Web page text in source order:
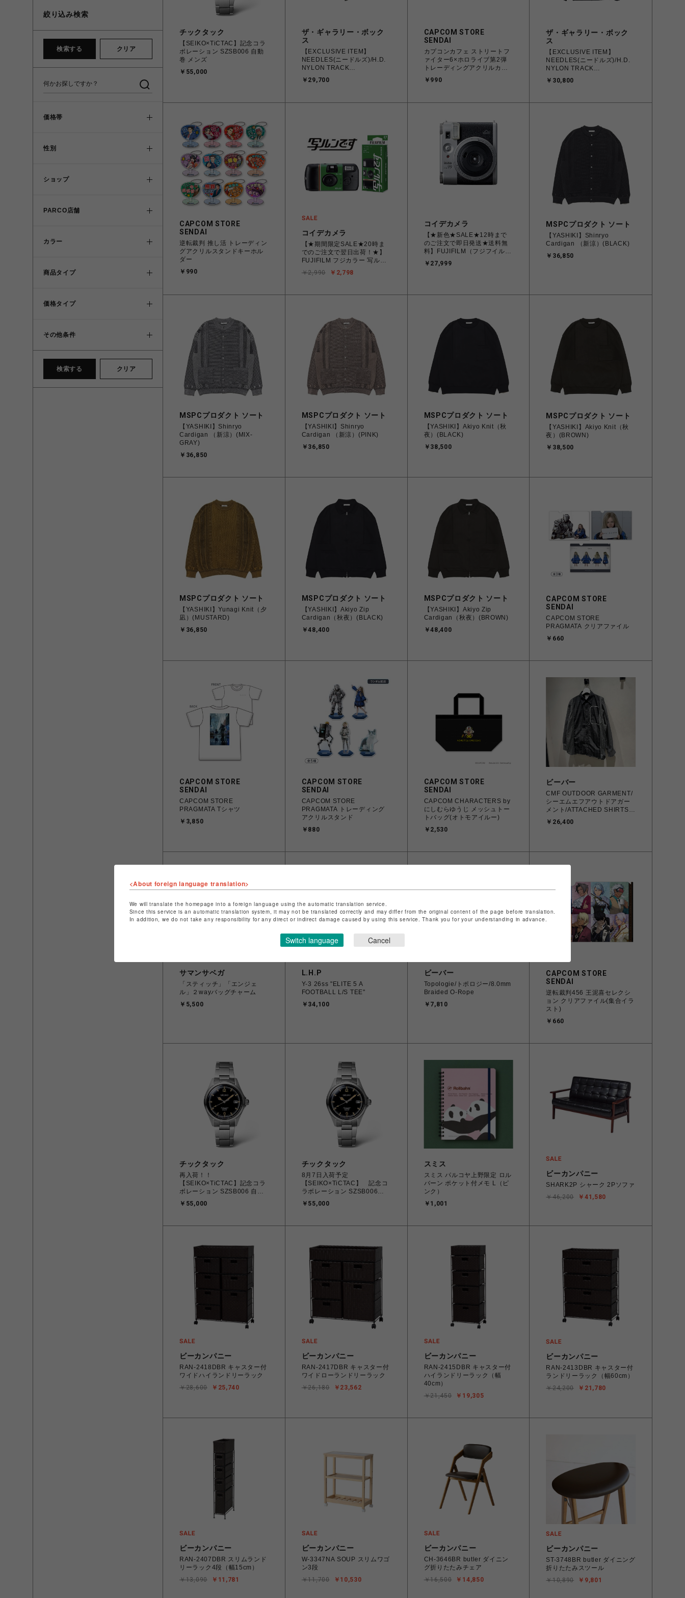
絞り込み検索
検索する クリア
価格帯
性別
ショップ
PARCO店舗
カラー
商品タイプ
価格タイプ
その他条件
検索する クリア
チックタック
【SEIKO×TiCTAC】記念コラ
ボレーション SZSB006 自動
巻 メンズ
￥55,000
ザ・ギャラリー・ボック
ス
【EXCLUSIVE ITEM】
NEEDLES(ニードルズ)/H.D.
NYLON TRACK
￥29,700
CAPCOM STORE
SENDAI
カプコンカフェ ストリートフ
ァイター6×ホロライブ第2弾
トレーディングアクリルカラ
￥990
ザ・ギャラリー・ボック
ス
【EXCLUSIVE ITEM】
NEEDLES(ニードルズ)/H.D.
NYLON TRACK
￥30,800
CAPCOM STORE
SENDAI
逆転裁判 推し活 トレーディン
グアクリルスタンドキーホル
ダー
￥990
コイデカメラ
【★期間限定SALE★20時ま
でのご注文で翌日出荷！★】
FUJIFILM フジカラー 写ルン
り レンズ付きフィルム
￥2,798
￥2,990
コイデカメラ
【★新色★SALE★12時まで
のご注文で即日発送★送料無
料】FUJIFILM（フジフイル
mini99 シルバー
￥27,999
MSPCプロダクト ソート
【YASHIKI】Shinryo
Cardigan （新涼）(BLACK)
￥36,850
MSPCプロダクト ソート
【YASHIKI】Shinryo
Cardigan （新涼）(MIX-
GRAY)
￥36,850
MSPCプロダクト ソート
【YASHIKI】Shinryo
Cardigan （新涼）(PINK)
￥36,850
MSPCプロダクト ソート
【YASHIKI】Akiyo Knit（秋
夜）(BLACK)
￥38,500
MSPCプロダクト ソート
【YASHIKI】Akiyo Knit（秋
夜）(BROWN)
￥38,500
MSPCプロダクト ソート
【YASHIKI】Yunagi Knit（夕
凪）(MUSTARD)
￥36,850
MSPCプロダクト ソート
【YASHIKI】Akiyo Zip
Cardigan（秋夜）(BLACK)
￥48,400
MSPCプロダクト ソート
【YASHIKI】Akiyo Zip
Cardigan（秋夜）(BROWN)
￥48,400
CAPCOM STORE
SENDAI
CAPCOM STORE
PRAGMATA クリアファイル
￥660
CAPCOM STORE
SENDAI
CAPCOM STORE
PRAGMATA Tシャツ
￥3,850
CAPCOM STORE
SENDAI
CAPCOM STORE
PRAGMATA トレーディング
アクリルスタンド
￥880
CAPCOM STORE
SENDAI
CAPCOM CHARACTERS by
にしむらゆうじ メッシュトー
トバッグ(オトモアイルー)
￥2,530
ビーバー
CMF OUTDOOR GARMENT/
シーエムエフアウトドアガー
メント/ATTACHED SHIRTS
￥26,400
サマンサベガ
「スティッチ」「エンジェ
ル」２wayバッグチャーム
￥5,500
L.H.P
Y-3 26ss "ELITE 5 A
FOOTBALL L/S TEE"
￥34,100
ビーバー
Topologie/トポロジー/8.0mm
Braided O-Rope
￥7,810
CAPCOM STORE
SENDAI
逆転裁判456 王泥喜セレクシ
ョン クリアファイル(集合イラ
スト)
￥660
チックタック
再入荷！！
【SEIKO×TiCTAC】記念コラ
ボレーション SZSB006 自動
巻 メンズ
￥55,000
チックタック
8月7日入荷予定
【SEIKO×TiCTAC】 記念コ
ラボレーション SZSB006
ブラック
￥55,000
スミス
スミス パルコヤ上野限定 ロル
バーン ポケット付メモ L（ピ
ンク）
￥1,001
ビーカンパニー
SHARK2P シャーク 2Pソファ
￥41,580
￥46,200
ビーカンパニー
RAN-2418DBR キャスター付
ワイドハイランドリーラック
￥25,740
￥28,600
ビーカンパニー
RAN-2417DBR キャスター付
ワイドローランドリーラック
￥23,562
￥26,180
ビーカンパニー
RAN-2415DBR キャスター付
ハイランドリーラック（幅
40cm）
￥19,305
￥21,450
ビーカンパニー
RAN-2413DBR キャスター付
ランドリーラック（幅60cm）
￥21,780
￥24,200
ビーカンパニー
RAN-2407DBR スリムランド
リーラック4段（幅15cm）
￥11,781
￥13,090
ビーカンパニー
W-3347NA SOUP スリムワゴ
ン3段
￥10,530
￥11,700
ビーカンパニー
CH-3646BR butler ダイニン
グ折りたたみチェア
￥14,850
￥16,500
ビーカンパニー
ST-3748BR butler ダイニング
折りたたみスツール
￥9,801
￥10,890
<About foreign language translation>
We will translate the homepage into a foreign language using the automatic translation service.
Since this service is an automatic translation system, it may not be translated correctly and may differ from the original content of the page before translation.
In addition, we do not take any responsibility for any direct or indirect damage caused by using this service. Thank you for your understanding in advance.
Switch language Cancel